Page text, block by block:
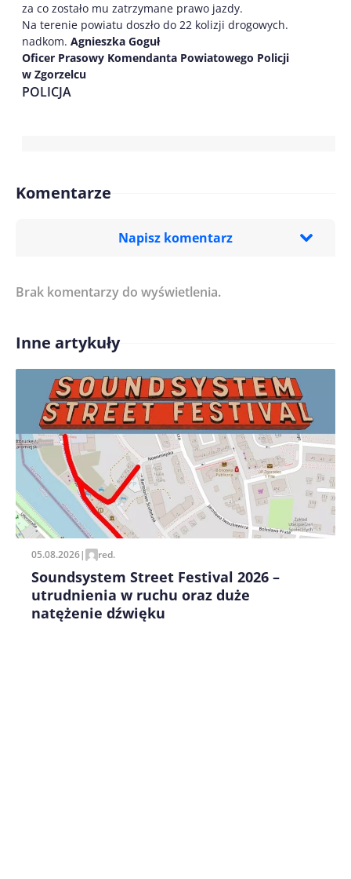
za co zostało mu zatrzymane prawo jazdy.
Na terenie powiatu doszło do 22 kolizji drogowych.
nadkom. Agnieszka Goguł
Oficer Prasowy Komendanta Powiatowego Policji
w Zgorzelcu
POLICJA
Komentarze
Napisz komentarz
Treść komentarza*
Imię/ Nick*
Zapamiętaj moje dane w tej przeglądarce podczas
pisania kolejnych komentarzy.
Brak komentarzy do wyświetlenia.
Inne artykuły
05.08.2026| red.
Soundsystem Street Festival 2026 –
utrudnienia w ruchu oraz duże
natężenie dźwięku